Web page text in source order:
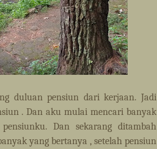
duluan pensiun dari kerjaan. Jadi
. Dan aku mulai mencari banyak
Dan sekarang ditambah
yang bertanya , setelah pensiun